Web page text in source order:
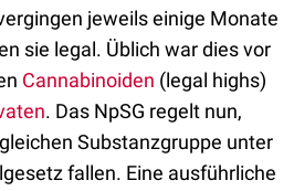
jeweils einige Monate
sie legal. Üblich war dies vor
Cannabinoiden (legal highs)
. Das NpSG regelt nun,
Substanzgruppe unter
fallen. Eine ausführliche